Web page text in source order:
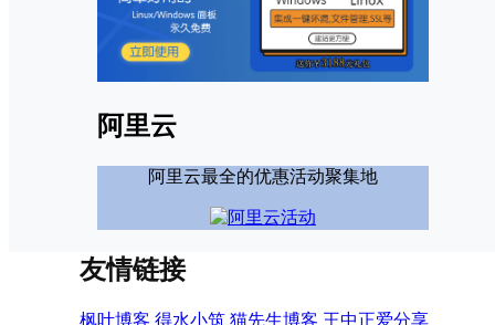
阿里云
阿里云最全的优惠活动聚集地
友情链接
枫叶博客 得水小筑 猫先生博客 王中正爱分享